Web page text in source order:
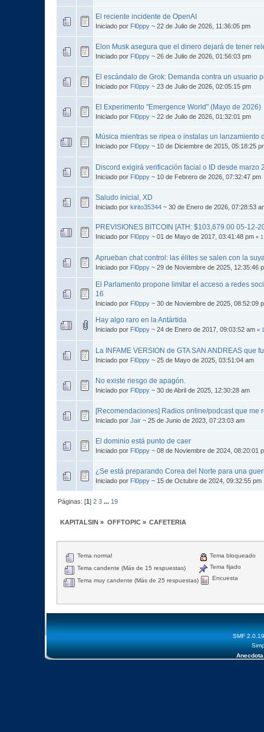
El reciente incidente de OpenAI
Iniciado por Fl0ppy ~ 22 de Julio de 2026, 11:36:05 pm
Elon Musk asegura que el dinero dejará de tener
Iniciado por Fl0ppy ~ 26 de Julio de 2026, 01:56:03 pm
El escándalo de Grok: Demanda contra un usuario
Iniciado por Fl0ppy ~ 23 de Julio de 2026, 02:05:15 pm
El Experimento "Emergence World" (Mayo de 2026)
Iniciado por Fl0ppy ~ 22 de Julio de 2026, 01:32:01 pm
Música mientras se ripea o instalas un lanzamiento
Iniciado por Fl0ppy ~ 10 de Diciembre de 2015, 05:18:25
Discord exigirá verificación facial o ID desde marzo
Iniciado por Fl0ppy ~ 10 de Febrero de 2026, 07:32:47 pm
Saludo inicial, XD
Iniciado por kirito35344 ~ 30 de Enero de 2026, 07:28:53
PREVISIONES BITCOIN [ATH: $103,679.00 05-12-
Iniciado por Fl0ppy ~ 01 de Mayo de 2017, 03:41:48 pm « 1
Aprueban chat control: las élites se salen con la
Iniciado por Fl0ppy ~ 29 de Noviembre de 2025, 12:35:46
El Parlamento propone limitar el acceso a redes
16
Iniciado por Fl0ppy ~ 30 de Noviembre de 2025, 08:52:09
Hay algo raro en la Antártida
Iniciado por Fl0ppy ~ 24 de Enero de 2017, 09:03:52 am « 1
La INFAME VERSION de GTA SAN ANDREAS que
Iniciado por Fl0ppy ~ 25 de Mayo de 2025, 03:51:04 am
No existe riesgo de apagón.
Iniciado por Fl0ppy ~ 30 de Abril de 2025, 12:30:28 am
[Recomendaciones] Radios online/podcast que me
Iniciado por Jair ~ 25 de Junio de 2023, 07:23:03 am
El dominio está punto de caer
Iniciado por Fl0ppy ~ 08 de Noviembre de 2024, 08:20:01
¿Se está preparando Corea del Norte para una
Iniciado por Fl0ppy ~ 15 de Octubre de 2024, 09:32:55 pm
Páginas: [1]2 3 ... 19
KAPITALSIN » OFFTOPIC» CAFETERIA
Tema normal
Tema candente (Más de 15 respuestas)
Tema muy candente (Más de 25 respuestas)
Tema bloqueado
Tema fijado
Encuesta
SMF 2.0.19
Anecdota